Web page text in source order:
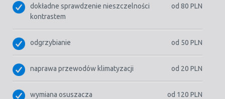
od 80 PLN
dokładne sprawdzenie nieszczelności
kontrastem
od 50 PLN
odgrzybianie
od 20 PLN
naprawa przewodów klimatyzacji
od 120 PLN
wymiana osuszacza